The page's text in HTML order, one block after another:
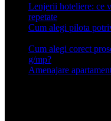
Lenjerii hoteliere: ce
repetate
Cum alegi pilota
Cum alegi corect
g/mp?
Amenajare